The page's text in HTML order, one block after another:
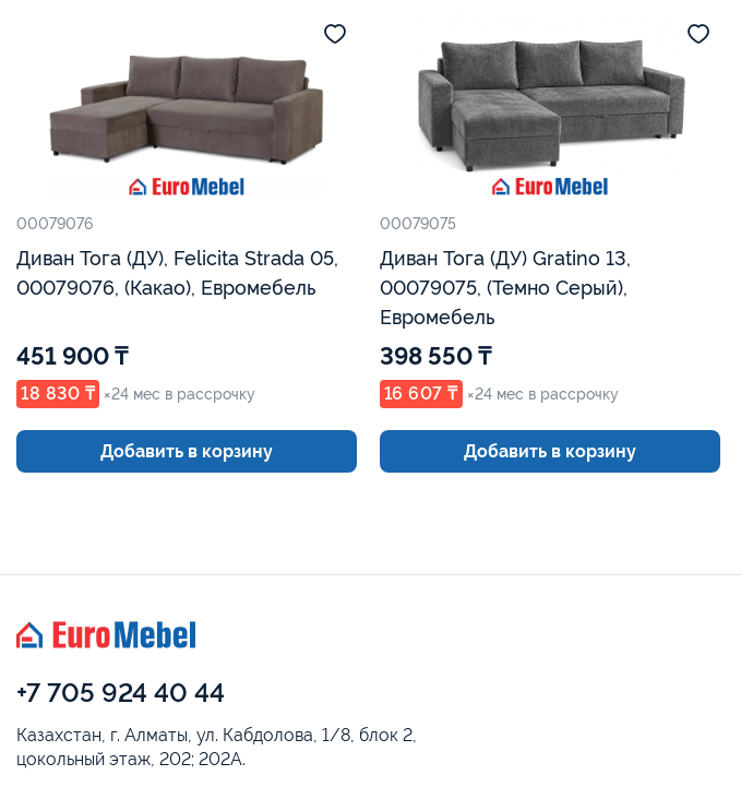
00079076
Диван Тога (ДУ), Felicita Strada 05,
00079076, (Какао), Евромебель
451 900 ₸
18 830 ₸ ×24 мес в рассрочку
Добавить в корзину
00079075
Диван Тога (ДУ) Gratino 13,
00079075, (Темно Серый),
Евромебель
398 550 ₸
16 607 ₸ ×24 мес в рассрочку
Добавить в корзину
+7 705 924 40 44
Казахстан, г. Алматы, ул. Кабдолова, 1/8, блок 2,
цокольный этаж, 202; 202А.